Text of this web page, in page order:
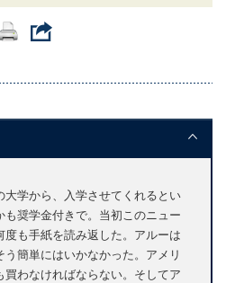
大学から、入学させてくれるとい
も奨学金付きで。当初このニュー
度も手紙を読み返した。アルーは
簡単にはいかなかった。アメリ
わなければならない。そしてア